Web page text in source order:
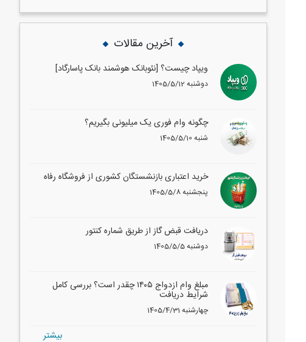
آخرین مقالات
ویپاد چیست؟ [نئوبانک هوشمند بانک پاسارگاد]
1405/5/12 دوشنبه
چگونه وام فوری یک میلیونی بگیریم؟
1405/5/10 شنبه
خرید اعتباری بازنشستگان کشوری از فروشگاه رفاه
1405/5/8 پنجشنبه
دریافت قبض گاز از طریق شماره کنتور
1405/5/5 دوشنبه
مبلغ وام ازدواج ۱۴۰۵ چقدر است؟ بررسی کامل
شرایط دریافت
1405/4/31 چهارشنبه
بيشتر